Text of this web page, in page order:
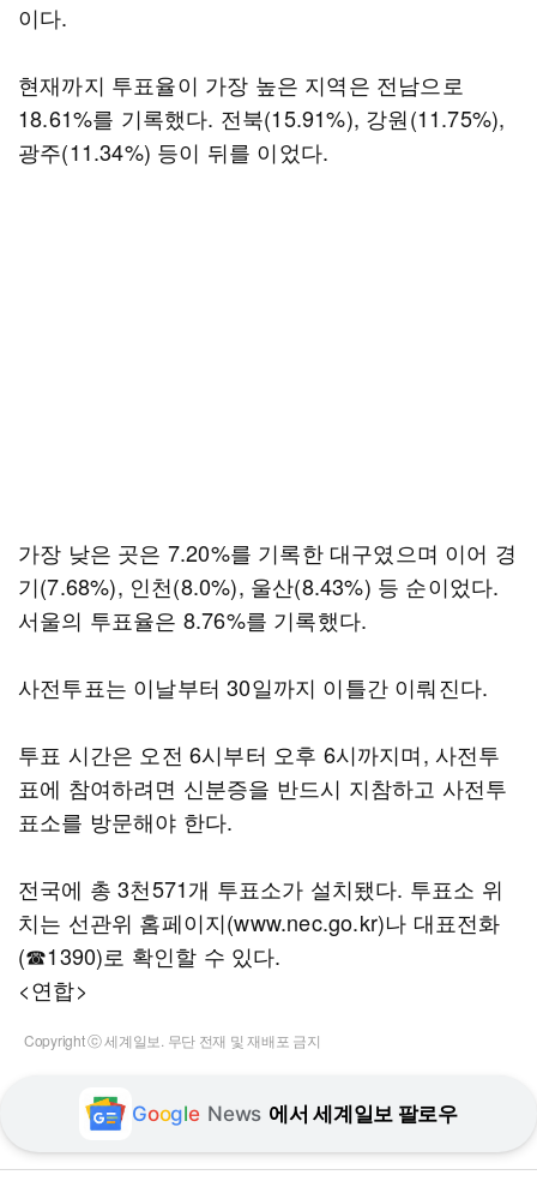
이다.
현재까지 투표율이 가장 높은 지역은 전남으로
18.61%를 기록했다. 전북(15.91%), 강원(11.75%),
광주(11.34%) 등이 뒤를 이었다.
가장 낮은 곳은 7.20%를 기록한 대구였으며 이어 경
기(7.68%), 인천(8.0%), 울산(8.43%) 등 순이었다.
서울의 투표율은 8.76%를 기록했다.
사전투표는 이날부터 30일까지 이틀간 이뤄진다.
투표 시간은 오전 6시부터 오후 6시까지며, 사전투
표에 참여하려면 신분증을 반드시 지참하고 사전투
표소를 방문해야 한다.
전국에 총 3천571개 투표소가 설치됐다. 투표소 위
치는 선관위 홈페이지(www.nec.go.kr)나 대표전화
(☎1390)로 확인할 수 있다.
<연합>
Copyright ⓒ 세계일보. 무단 전재 및 재배포 금지
Google News 에서 세계일보 팔로우